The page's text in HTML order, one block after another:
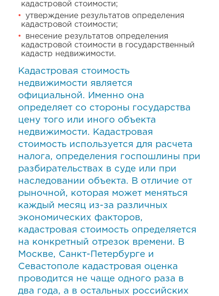
кадастровой стоимости;
утверждение результатов определения
кадастровой стоимости;
внесение результатов определения
кадастровой стоимости в государственный
кадастр недвижимости.
Кадастровая стоимость
недвижимости является
официальной. Именно она
определяет со стороны государства
цену того или иного объекта
недвижимости. Кадастровая
стоимость используется для расчета
налога, определения госпошлины при
разбирательствах в суде или при
наследовании объекта. В отличие от
рыночной, которая может меняться
каждый месяц из-за различных
экономических факторов,
кадастровая стоимость определяется
на конкретный отрезок времени. В
Москве, Санкт-Петербурге и
Севастополе кадастровая оценка
проводится не чаще одного раза в
два года, а в остальных российских